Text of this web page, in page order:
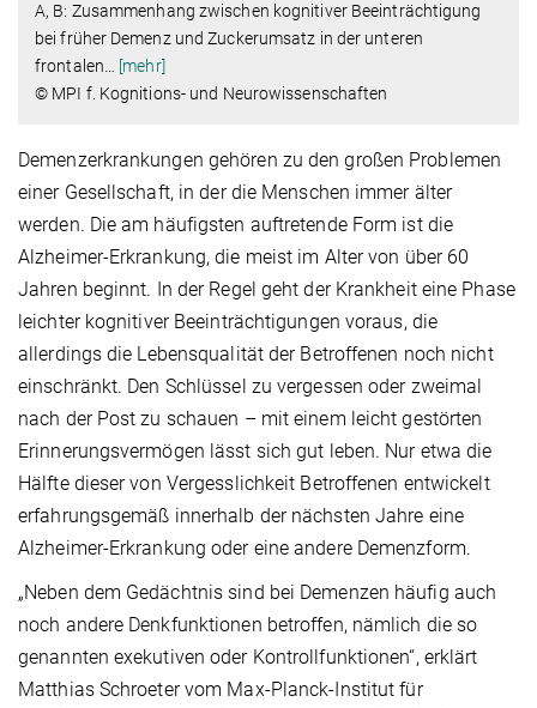
A, B: Zusammenhang zwischen kognitiver Beeinträchtigung
bei früher Demenz und Zuckerumsatz in der unteren
frontalen
[mehr]
© MPI f. Kognitions- und Neurowissenschaften
Demenzerkrankungen gehören zu den großen Problemen
einer Gesellschaft, in der die Menschen immer älter
werden. Die am häufigsten auftretende Form ist die
Alzheimer-Erkrankung, die meist im Alter von über 60
Jahren beginnt. In der Regel geht der Krankheit eine Phase
leichter kognitiver Beeinträchtigungen voraus, die
allerdings die Lebensqualität der Betroffenen noch nicht
einschränkt. Den Schlüssel zu vergessen oder zweimal
nach der Post zu schauen –­ mit einem leicht gestörten
Erinnerungsvermögen lässt sich gut leben. Nur etwa die
Hälfte dieser von Vergesslichkeit Betroffenen entwickelt
erfahrungsgemäß innerhalb der nächsten Jahre eine
Alzheimer-Erkrankung oder eine andere Demenzform.
„Neben dem Gedächtnis sind bei Demenzen häufig auch
noch andere Denkfunktionen betroffen, nämlich die so
genannten exekutiven oder Kontrollfunktionen“, erklärt
Matthias Schroeter vom Max-Planck-Institut für